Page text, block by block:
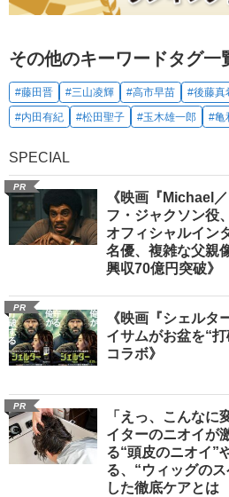
その他のキーワードタグ一
#藤田晋 #三山凌輝 #高市早苗 #後藤真
#内田有紀
#松田聖子 #玉木雄一郎 #亀
SPECIAL
PR
《映画『Michael
フ・ジャクソン役
オフィシャルイン
名優、複雑な父親
興収70億円突破》
PR
《映画『シェルタ
イサムがお盆を“
コラボ》
PR
「えっ、こんなに
イターのニオイ
る“頭皮のニオイ”
る、“ウィッグの
した徹底ケアとは